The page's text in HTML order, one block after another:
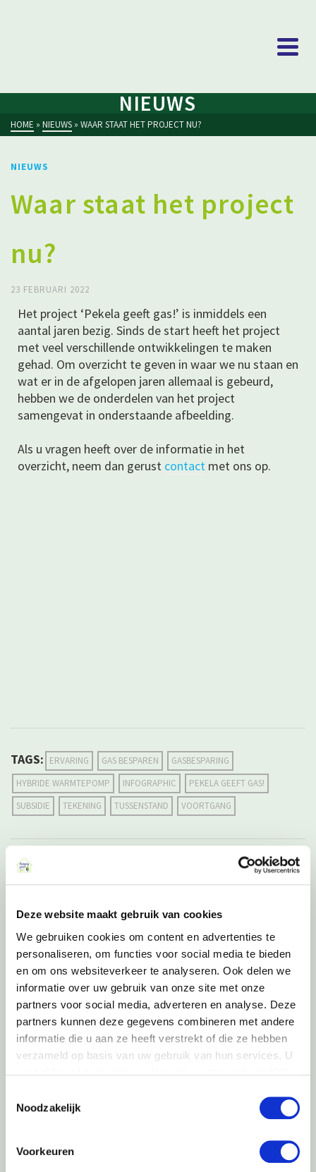
Deze website maakt gebruik van cookies
We gebruiken cookies om content en advertenties te
personaliseren, om functies voor social media te bieden
en om ons websiteverkeer te analyseren. Ook delen we
informatie over uw gebruik van onze site met onze
partners voor social media, adverteren en analyse. Deze
partners kunnen deze gegevens combineren met andere
informatie die u aan ze heeft verstrekt of die ze hebben
verzameld op basis van uw gebruik van hun services. U
Noodzakelijk
Voorkeuren
NIEUWS
HOME » NIEUWS » WAAR STAAT HET PROJECT NU?
NIEUWS
Waar staat het project
nu?
23 FEBRUARI 2022
Het project ‘Pekela geeft gas!’ is inmiddels een
aantal jaren bezig. Sinds de start heeft het project
met veel verschillende ontwikkelingen te maken
gehad. Om overzicht te geven in waar we nu staan en
wat er in de afgelopen jaren allemaal is gebeurd,
hebben we de onderdelen van het project
samengevat in onderstaande afbeelding.
Als u vragen heeft over de informatie in het
overzicht, neem dan gerust contact met ons op.
TAGS: ERVARING GAS BESPAREN
GASBESPARING
HYBRIDE WARMTEPOMP
INFOGRAPHIC
PEKELA GEEFT GAS!
SUBSIDIE
TEKENING TUSSENSTAND VOORTGANG
‘Pekela geeft gas!’ zoekt nieuwe mogelijkheden
‘Pekela geeft gas!’ komt naar u toe
GEEF EEN REACTIE
Je e-mailadres wordt niet gepubliceerd. Vereiste velden
Reactie*